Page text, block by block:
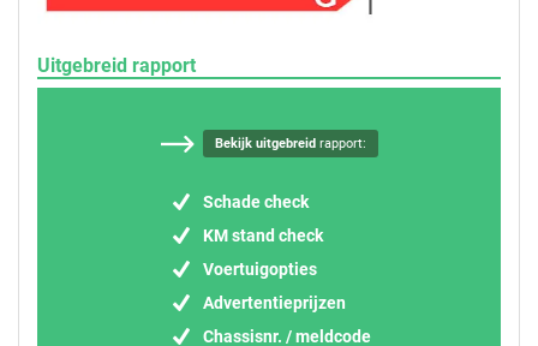
Uitgebreid rapport
Bekijk uitgebreidrapport:
Schade check
KM stand check
Voertuigopties
Advertentieprijzen
Chassisnr. / meldcode